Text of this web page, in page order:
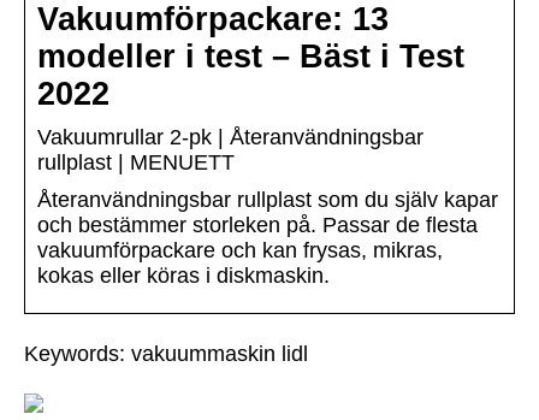
Vakuumförpackare: 13
modeller i test – Bäst i Test
2022
Vakuumrullar 2-pk | Återanvändningsbar
rullplast | MENUETT
Återanvändningsbar rullplast som du själv kapar
och bestämmer storleken på. Passar de flesta
vakuumförpackare och kan frysas, mikras,
kokas eller köras i diskmaskin.
Keywords: vakuummaskin lidl